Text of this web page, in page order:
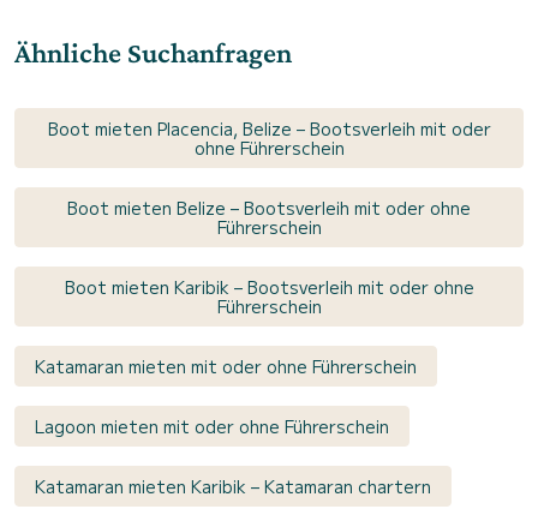
Ähnliche Suchanfragen
Boot mieten Placencia, Belize – Bootsverleih mit oder
ohne Führerschein
Boot mieten Belize – Bootsverleih mit oder ohne
Führerschein
Boot mieten Karibik – Bootsverleih mit oder ohne
Führerschein
Katamaran mieten mit oder ohne Führerschein
Lagoon mieten mit oder ohne Führerschein
Katamaran mieten Karibik – Katamaran chartern